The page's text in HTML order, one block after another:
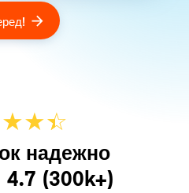
★★☆
★
надежно
4.7 (300k+)